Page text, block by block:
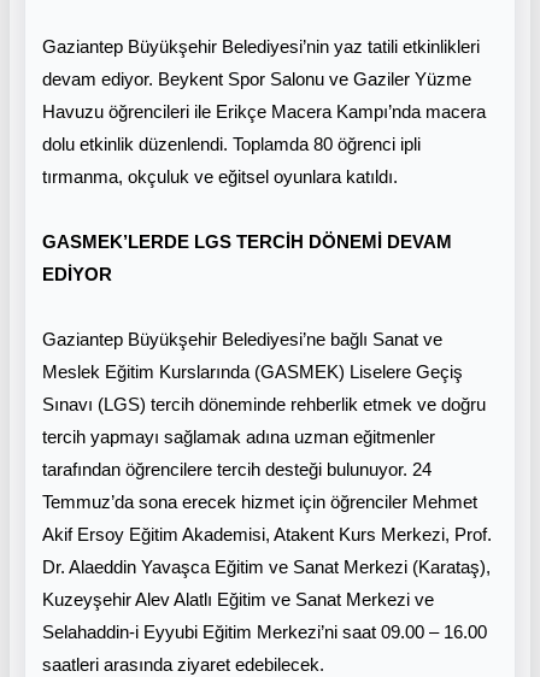
Gaziantep Büyükşehir Belediyesi’nin yaz tatili etkinlikleri
devam ediyor. Beykent Spor Salonu ve Gaziler Yüzme
Havuzu öğrencileri ile Erikçe Macera Kampı’nda macera
dolu etkinlik düzenlendi. Toplamda 80 öğrenci ipli
tırmanma, okçuluk ve eğitsel oyunlara katıldı.
GASMEK’LERDE LGS TERCİH DÖNEMİ DEVAM
EDİYOR
Gaziantep Büyükşehir Belediyesi’ne bağlı Sanat ve
Meslek Eğitim Kurslarında (GASMEK) Liselere Geçiş
Sınavı (LGS) tercih döneminde rehberlik etmek ve doğru
tercih yapmayı sağlamak adına uzman eğitmenler
tarafından öğrencilere tercih desteği bulunuyor. 24
Temmuz’da sona erecek hizmet için öğrenciler Mehmet
Akif Ersoy Eğitim Akademisi, Atakent Kurs Merkezi, Prof.
Dr. Alaeddin Yavaşca Eğitim ve Sanat Merkezi (Karataş),
Kuzeyşehir Alev Alatlı Eğitim ve Sanat Merkezi ve
Selahaddin-i Eyyubi Eğitim Merkezi’ni saat 09.00 – 16.00
saatleri arasında ziyaret edebilecek.